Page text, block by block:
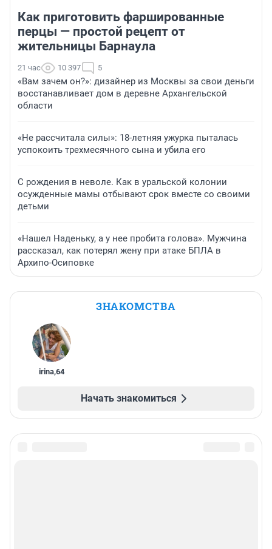
Как приготовить фаршированные
перцы — простой рецепт от
жительницы Барнаула
21 час 10 397 5
«Вам зачем он?»: дизайнер из Москвы за свои деньги
восстанавливает дом в деревне Архангельской
области
«Не рассчитала силы»: 18-летняя ужурка пыталась
успокоить трехмесячного сына и убила его
С рождения в неволе. Как в уральской колонии
осужденные мамы отбывают срок вместе со своими
детьми
«Нашел Наденьку, а у нее пробита голова». Мужчина
рассказал, как потерял жену при атаке БПЛА в
Архипо-Осиповке
ЗНАКОМСТВА
irina,64
Начать знакомиться